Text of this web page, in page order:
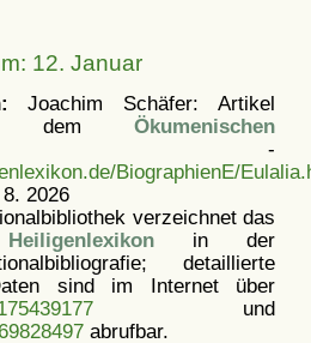
12. Januar
Joachim Schäfer: Artikel
dem Ökumenischen
BiographienE/
2026
verzeichnet das
in der
detaillierte
sind im Internet über
und
abrufbar.